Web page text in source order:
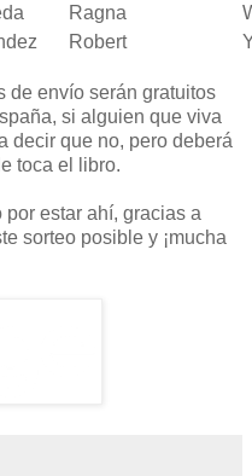
Ragna
Robert
de envío serán gratuitos
si alguien que viva
decir que no, pero deberá
toca el libro.
estar ahí, gracias a
sorteo posible y ¡mucha